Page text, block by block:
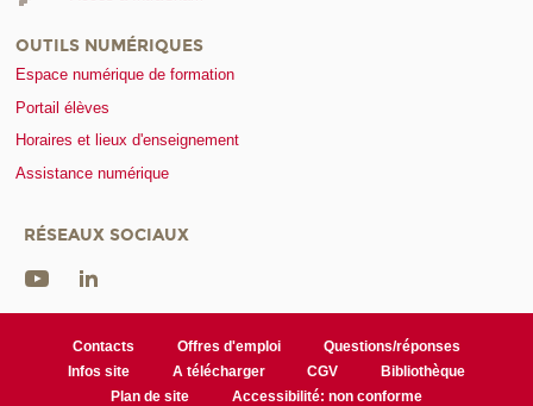
OUTILS NUMÉRIQUES
Espace numérique de formation
Portail élèves
Horaires et lieux d'enseignement
Assistance numérique
RÉSEAUX SOCIAUX
Contacts Offres d'emploi
Questions/réponses
Infos site
A télécharger CGV
Bibliothèque
Plan de site
Accessibilité: non conforme